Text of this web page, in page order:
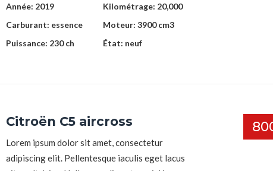
Année: 2019 Kilométrage: 20,000
Carburant: essence Moteur: 3900 cm3
Puissance: 230 ch État: neuf
Citroën C5 aircross
Lorem ipsum dolor sit amet, consectetur
adipiscing elit. Pellentesque iaculis eget lacus